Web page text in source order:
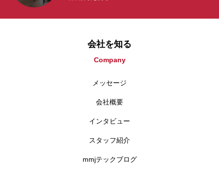
会社を知る
Company
メッセージ
会社概要
インタビュー
スタッフ紹介
mmjテックブログ